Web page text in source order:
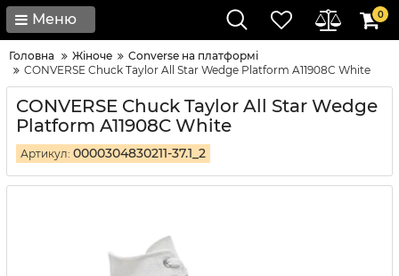
Меню 0
Головна Жіноче
Converse на платформі
CONVERSE Chuck Taylor All Star Wedge Platform A11908C White
CONVERSE Chuck Taylor All Star Wedge
Platform A11908C White
Артикул: 0000304830211-37.1_2